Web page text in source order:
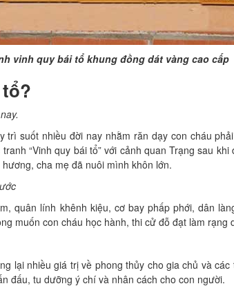
vinh quy bái tổ khung đồng dát vàng cao cấp
trì suốt nhiều đời nay nhằm răn dạy con cháu
“Vinh quy bái tổ” với cảnh quan Trạng sau
cha mẹ đã nuôi mình khôn lớn.
quân lính khênh kiệu, cơ bay phấp phới, dân
muốn con cháu học hành, thi cử đỗ đạt làm rạng
lại nhiều giá trị về phong thủy cho gia chủ và
đấu, tu dưỡng ý chí và nhân cách cho con người.